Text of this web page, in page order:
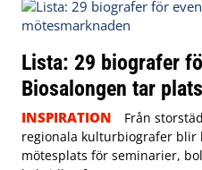
Lista: 29 biografer
Biosalongen tar
INSPIRATION
Från
regionala kulturbiografer blir
mötesplats för seminarier,